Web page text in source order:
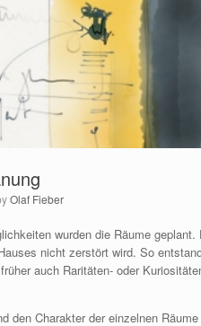
Olaf Fieber
wurden die Räume
nicht zerstört wird. So
auch Raritäten- oder
den Charakter der einzelnen